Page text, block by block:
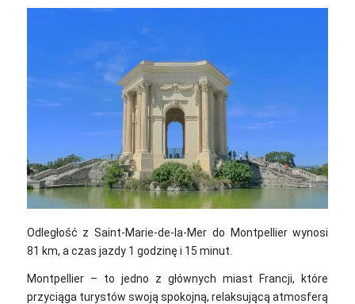
Odległość z Saint-Marie-de-la-Mer do Montpellier wynosi
81 km, a czas jazdy 1 godzinę i 15 minut.
Montpellier – to jedno z głównych miast Francji, które
przyciąga turystów swoją spokojną, relaksującą atmosferą